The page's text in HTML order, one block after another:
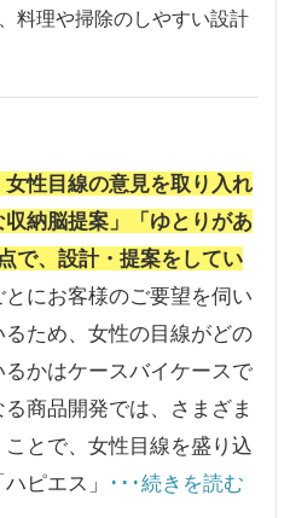
料理や掃除のしやすい設計
性目線の意見を取り入れ
納脳提案」「ゆとりがあ
で、設計・提案をしてい
にお客様のご要望を伺い
ため、女性の目線がどの
かはケースバイケースで
商品開発では、さまざま
とで、女性目線を盛り込
ピエス」
･･･続きを読む